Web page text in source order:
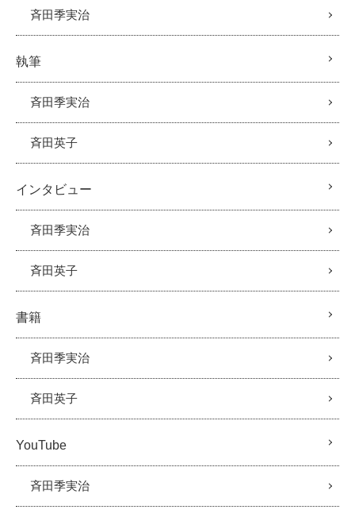
斉田季実治
執筆
斉田季実治
斉田英子
インタビュー
斉田季実治
斉田英子
書籍
斉田季実治
斉田英子
YouTube
斉田季実治